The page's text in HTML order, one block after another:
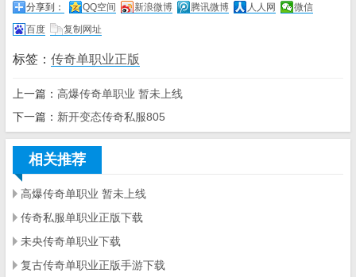
分享到： QQ空间 新浪微博 腾讯微博 人人网
微信
百度
复制网址
标签： 传奇单职业正版
上一篇： 高爆传奇单职业 暂未上线
下一篇： 新开变态传奇私服805
相关推荐
高爆传奇单职业 暂未上线
传奇私服单职业正版下载
未央传奇单职业下载
复古传奇单职业正版手游下载